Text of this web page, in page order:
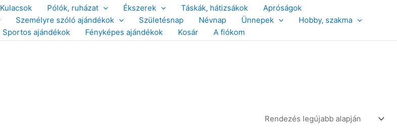
Kulacsok Pólók, ruházat Ékszerek Táskák, hátizsákok
Apróságok
Személyre szóló ajándékok Születésnap Névnap Ünnepek
Hobby, szakma
Sportos ajándékok Fényképes ajándékok Kosár A fiókom